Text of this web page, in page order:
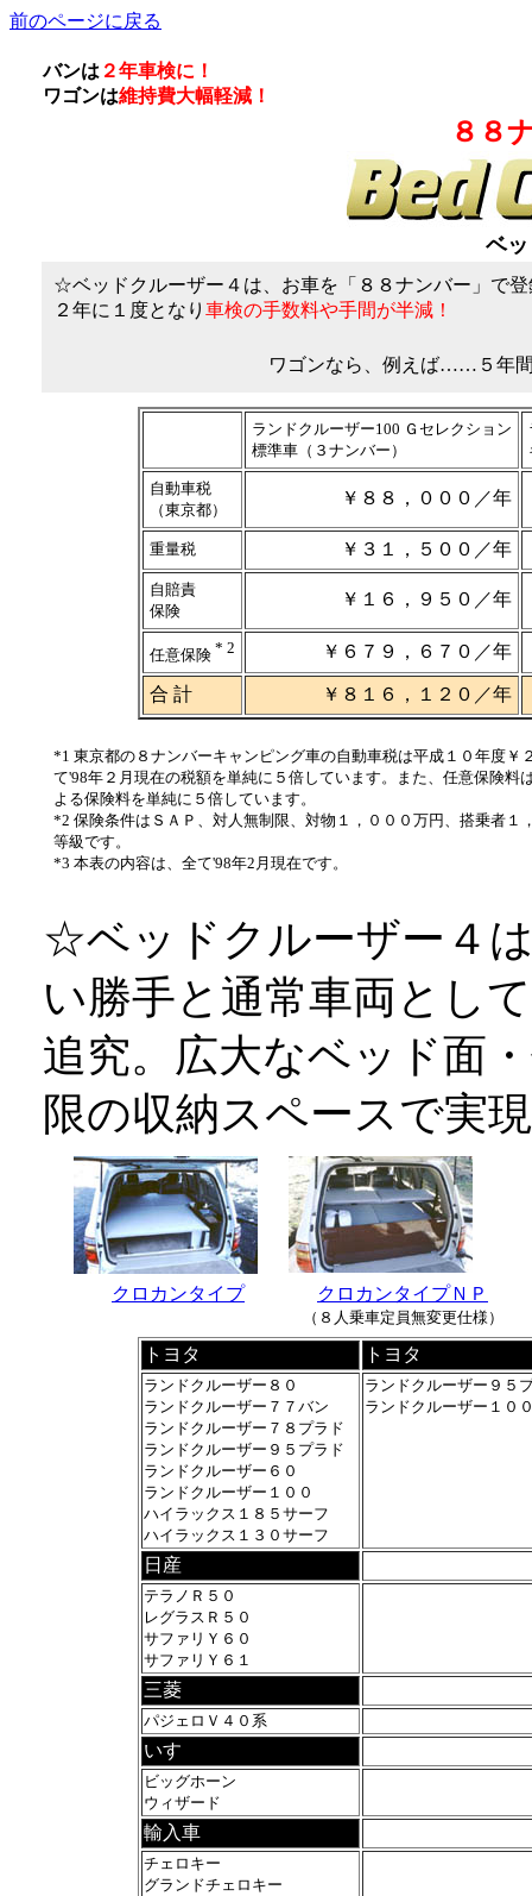
前のページに戻る
バンは ２年車検に！
ワゴンは維持費大幅軽減！
８８
ベ
☆ベッドクルーザー４は、お車を「８８ナンバー」で
２年に１度となり 車検の手数料や手間が半減！
ワゴンなら、例えば……５年
ランドクルーザー100 Ｇセレクション
標準車（３ナンバー）
自動車税
（東京都）
￥８８，０００／年
重量税 ￥３１，５００／年
自賠責
保険
￥１６，９５０／年
任意保険 * 2 ￥６７９，６７０／年
合 計 ￥８１６，１２０／年
*1 東京都の８ナンバーキャンピング車の自動車税は平成１０年度
て'98年２月現在の税額を単純に５倍しています。また、任意保険
よる保険料を単純に５倍しています。
*2 保険条件はＳＡＰ、対人無制限、対物１，０００万円、搭乗者
等級です。
*3 本表の内容は、全て'98年2月現在です。
☆ベッドクルーザー４
い勝手と通常車両とし
追究。広大なベッド面
限の収納スペースで実
クロカンタイプ クロカンタイプＮＰ
（８人乗車定員無変更仕様）
トヨタ トヨタ
ランドクルーザー８０
ランドクルーザー７７バン
ランドクルーザー７８プラド
ランドクルーザー９５プラド
ランドクルーザー６０
ランドクルーザー１００
ハイラックス１８５サーフ
ハイラックス１３０サーフ
ランドクルーザー９５
ランドクルーザー１０
日産
テラノＲ５０
レグラスＲ５０
サファリＹ６０
サファリＹ６１
三菱
パジェロＶ４０系
いすゞ
ビッグホーン
ウィザード
輸入車
チェロキー
グランドチェロキー